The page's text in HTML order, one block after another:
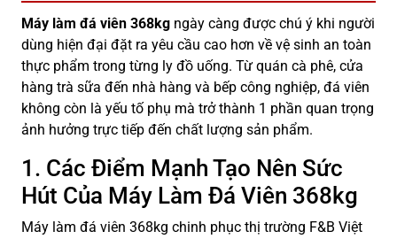
Máy làm đá viên 368kg ngày càng được chú ý khi người
dùng hiện đại đặt ra yêu cầu cao hơn về vệ sinh an toàn
thực phẩm trong từng ly đồ uống. Từ quán cà phê, cửa
hàng trà sữa đến nhà hàng và bếp công nghiệp, đá viên
không còn là yếu tố phụ mà trở thành 1 phần quan trọng
ảnh hưởng trực tiếp đến chất lượng sản phẩm.
1. Các Điểm Mạnh Tạo Nên Sức
Hút Của Máy Làm Đá Viên 368kg
Máy làm đá viên 368kg chinh phục thị trường F&B Việt